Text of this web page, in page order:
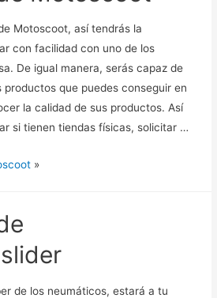
Motoscoot, así tendrás la
con facilidad con uno de los
De igual manera, serás capaz de
que puedes conseguir en
la calidad de sus productos. Así
si tienen tiendas físicas, solicitar …
»
de los neumáticos, estará a tu